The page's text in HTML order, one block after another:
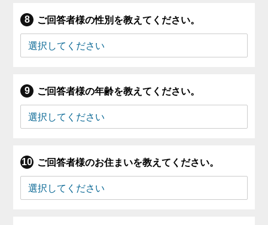
ご回答者様の性別を教えてください。
ご回答者様の年齢を教えてください。
ご回答者様のお住まいを教えてください。